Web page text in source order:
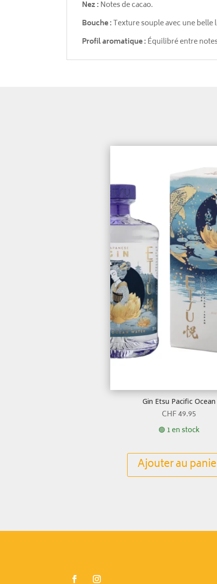
Nez : Notes de cacao.
Bouche :Texture souple avec une belle
Profil aromatique : Équilibré entre
Gin Etsu Pacific Ocean
CHF49.95
🟢 1 en stock
Ajouter au